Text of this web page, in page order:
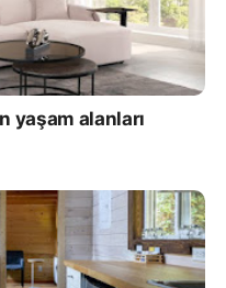
yaşam alanları